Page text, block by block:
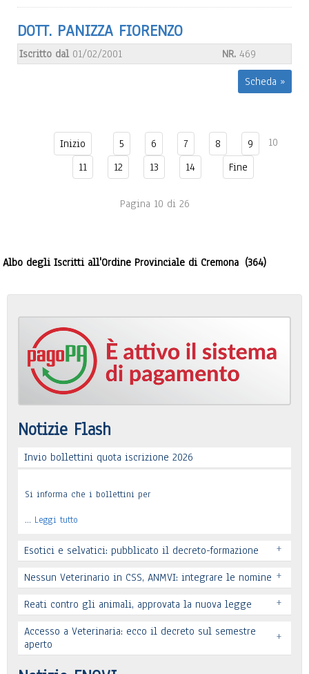
DOTT. PANIZZA FIORENZO
Iscritto dal 01/02/2001 NR. 469
Scheda »
Inizio 5 6 7 8 9
10
11
12 13 14 Fine
Pagina 10 di 26
Albo degli Iscritti all'Ordine Provinciale di Cremona (364)
Notizie Flash
Invio bollettini quota iscrizione 2026
Si informa che i bollettini per
… Leggi tutto
Esotici e selvatici: pubblicato il decreto-formazione +
Leggi tutto
Nessun Veterinario in CSS, ANMVI: integrare le nomine +
Leggi tutto
Reati contro gli animali, approvata la nuova legge +
Leggi tutto
Accesso a Veterinaria: ecco il decreto sul semestre
aperto
+